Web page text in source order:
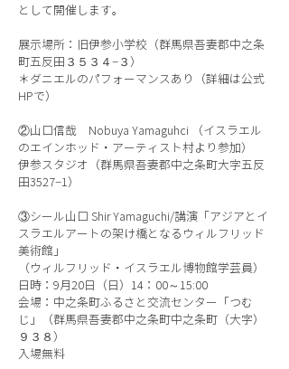
として開催します。
展示場所：旧伊参小学校（群馬県吾妻郡中之条
町五反田３５３４−３）
＊ダニエルのパフォーマンスあり（詳細は公式
HPで）
②山口信哉 Nobuya Yamaguhci （イスラエル
のエインホッド・アーティスト村より参加）
伊参スタジオ（群馬県吾妻郡中之条町大字五反
田3527−1）
③シール山口 Shir Yamaguchi/講演「アジアとイ
スラエルアートの架け橋となるウィルフリッド
美術館」
（ウィルフリッド・イスラエル博物館学芸員）
日時：9月20日（日）14：00～15:00
会場：中之条町ふるさと交流センター「つむ
じ」（群馬県吾妻郡中之条町中之条町（大字）
９３８）
入場無料